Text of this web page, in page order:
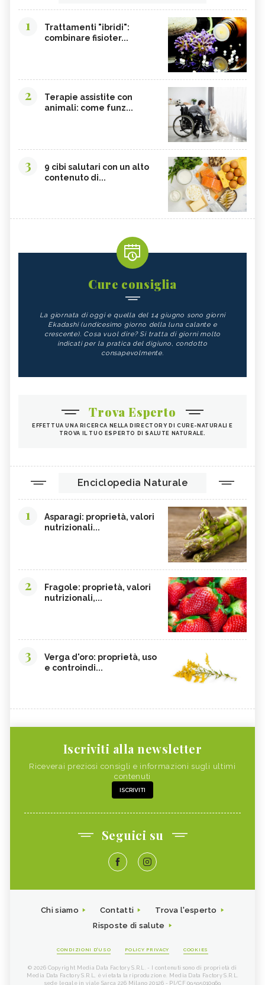
1
Trattamenti "ibridi":
combinare fisioter...
2
Terapie assistite con
animali: come funz...
3
9 cibi salutari con un alto
contenuto di...
Cure consiglia
La giornata di oggi e quella del 14 giugno sono giorni
Ekadashi (undicesimo giorno della luna calante e
crescente). Cosa vuol dire? Si tratta di giorni molto
indicati per la pratica del digiuno, condotto
consapevolmente.
Trova Esperto
EFFETTUA UNA RICERCA NELLA DIRECTORY DI CURE-NATURALI E
TROVA IL TUO ESPERTO DI SALUTE NATURALE.
Enciclopedia Naturale
1
Asparagi: proprietà, valori
nutrizionali...
2
Fragole: proprietà, valori
nutrizionali,...
3
Verga d'oro: proprietà, uso
e controindi...
Iscriviti alla newsletter
Riceverai preziosi consigli e informazioni sugli ultimi
contenuti
ISCRIVITI
Seguici su
Chi siamo Contatti
Trova l'esperto
Risposte di salute
CONDIZIONI D'USO POLICY PRIVACY COOKIES
© 2026 Copyright Media Data Factory S.R.L. - I contenuti sono di proprietà di
Media Data Factory S.R.L, è vietata la riproduzione. Media Data Factory S.R.L.
sede legale in viale Sarca 226 Milano 20126 - PI/CF 09595010969